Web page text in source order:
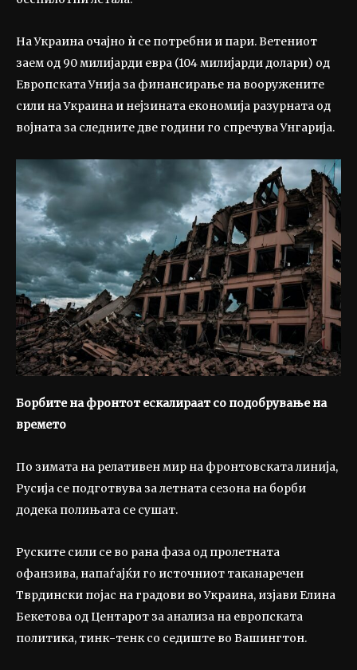
На Украина очајно ѝ се потребни и пари. Ветениот
заем од 90 милијарди евра (104 милијарди долари) од
Европската Унија за финансирање на вооружените
сили на Украина и нејзината економија разурната од
војната за следните две години го спречува Унгарија.
Борбите нафронтот ескалираат со подобрување на
времето
По зимата на релативен мир на фронтовската линија,
Русија се подготвува за летната сезона на борби
додека полињата се сушат.
Руските сили се во рана фаза од пролетната
офанзива, напаѓајќи го источниот таканаречен
Тврдински појас на градови во Украина, изјави Елина
Бекетова од Центарот за анализа на европската
политика, тинк-тенк со седиште во Вашингтон.